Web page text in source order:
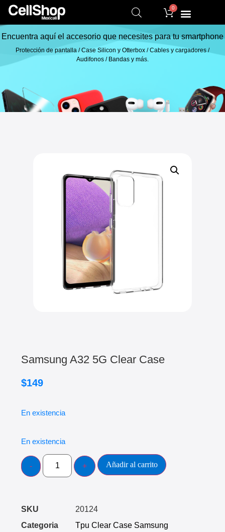
0
Encuentra aquí el accesorio que necesites para tu smartphone
Protección de pantalla / Case Silicon y Otterbox / Cables y cargadores /
Audifonos / Bandas y más.
Samsung A32 5G Clear Case
$149
En existencia
En existencia
Añadir al carrito
SKU
20124
Categoria
Tpu Clear Case Samsung